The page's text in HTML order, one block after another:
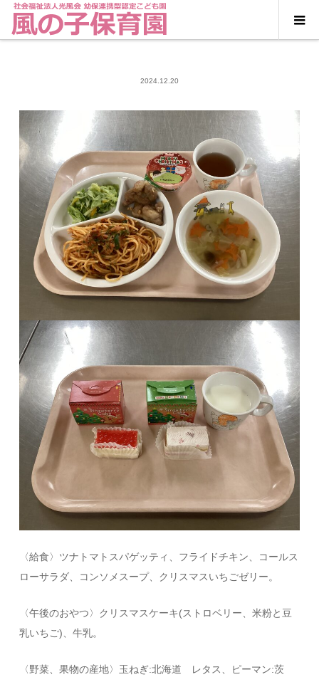
2024.12.20
〈給食〉ツナトマトスパゲッティ、フライドチキン、コールス
ローサラダ、コンソメスープ、クリスマスいちごゼリー。
〈午後のおやつ〉クリスマスケーキ(ストロベリー、米粉と豆
乳いちご)、牛乳。
〈野菜、果物の産地〉玉ねぎ:北海道 レタス、ピーマン:茨